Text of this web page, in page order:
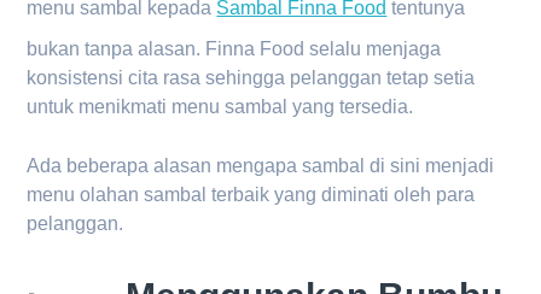
menu sambal kepada Sambal Finna Food tentunya
bukan tanpa alasan. Finna Food selalu menjaga
konsistensi cita rasa sehingga pelanggan tetap setia
untuk menikmati menu sambal yang tersedia.
Ada beberapa alasan mengapa sambal di sini menjadi
menu olahan sambal terbaik yang diminati oleh para
pelanggan.